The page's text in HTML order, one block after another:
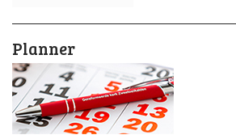
Planner